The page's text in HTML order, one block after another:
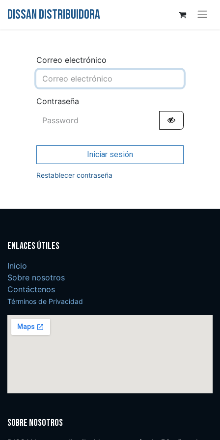
DISSAN DISTRIBUIDORA
Correo electrónico
Contraseña
Iniciar sesión
Restablecer contraseña
Enlaces útiles
Inicio
Sobre nosotros
Contáctenos
Términos de Privacidad
Sobre nosotros